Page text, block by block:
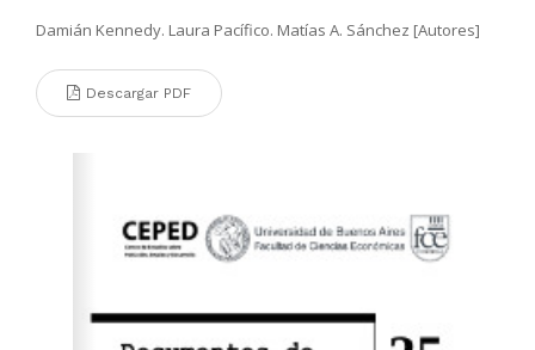
Damián Kennedy. Laura Pacífico. Matías A. Sánchez [Autores]
Descargar PDF